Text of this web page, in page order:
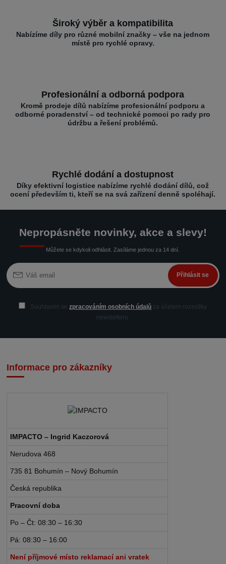
Široký výběr a kompatibilita
Nabízíme díly pro různé mobilní značky – vše na jednom
místě pro rychlé opravy.
Profesionální a odborná podpora
Kromě prodeje dílů nabízíme profesionální podporu a
odborné poradenství – od technické pomoci po rady pro
údržbu a řešení problémů.
Rychlé dodání a dostupnost
Díky efektivní logistice nabízíme rychlé dodání dílů, což
ocení především ti, kteří se na svá zařízení denně spoléhají.
Nepropásněte novinky, akce a slevy!
Můžete se kdykoli odhlásit. Zasíláme jednou za 14 dní.
Přihlásit se
Souhlasím sezpracováním osobních údajů za účelem rozesílky
newsletteru.
Informace pro zákazníky
IMPACTO – Ingrid Kaczorová
Nerudova 468
735 81 Bohumín – Nový Bohumín
Česká republika
Pracovní doba
Po – Čt: 08:30 – 16:30
Pá: 08:30 – 16:00
Není příjmové místo reklamací ani vratek